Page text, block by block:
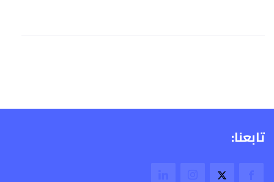
تابعنا: